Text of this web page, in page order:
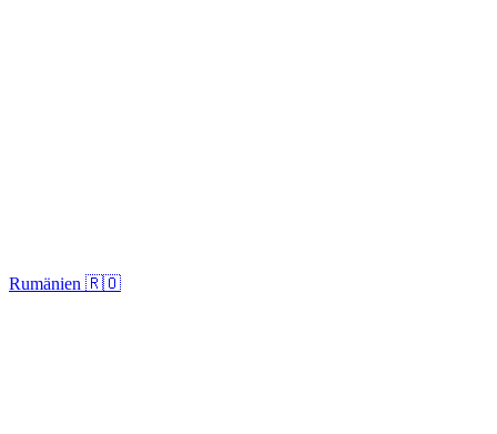
Rumänien 🇷🇴